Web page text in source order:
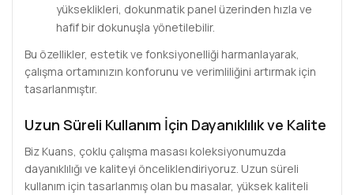
yükseklikleri, dokunmatik panel üzerinden hızla ve
hafif bir dokunuşla yönetilebilir.
Bu özellikler, estetik ve fonksiyonelliği harmanlayarak,
çalışma ortamınızın konforunu ve verimliliğini artırmak için
tasarlanmıştır.
Uzun Süreli Kullanım İçin Dayanıklılık ve Kalite
Biz Kuans, çoklu çalışma masası koleksiyonumuzda
dayanıklılığı ve kaliteyi önceliklendiriyoruz. Uzun süreli
kullanım için tasarlanmış olan bu masalar, yüksek kaliteli